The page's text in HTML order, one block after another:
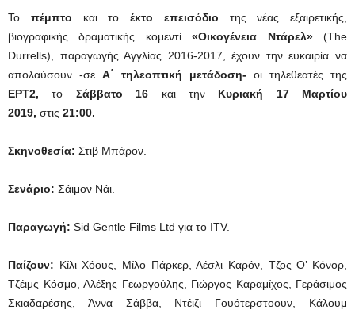
Το πέμπτο και το έκτο επεισόδιο της νέας εξαιρετικής,
βιογραφικής δραματικής κομεντί«Οικογένεια Ντάρελ»(The
Durrells), παραγωγής Αγγλίας 2016-2017, έχουν την ευκαιρία να
απολαύσουν -σε Α΄ τηλεοπτική μετάδοση- οι τηλεθεατές της
ΕΡΤ2, το Σάββατο 16 και τηνΚυριακή 17 Μαρτίου
2019, στις 21:00.
Σκηνοθεσία: Στιβ Μπάρον.
Σενάριο: Σάιμον Νάι.
Παραγωγή: Sid Gentle Films Ltd για το ITV.
Παίζουν: Κίλι Χόους, Μίλο Πάρκερ, Λέσλι Καρόν, Τζος Ο’ Κόνορ,
Τζέιμς Κόσμο, Αλέξης Γεωργούλης, Γιώργος Καραμίχος, Γεράσιμος
Σκιαδαρέσης, Άννα Σάββα, Ντέιζι Γουότερστοουν, Κάλουμ